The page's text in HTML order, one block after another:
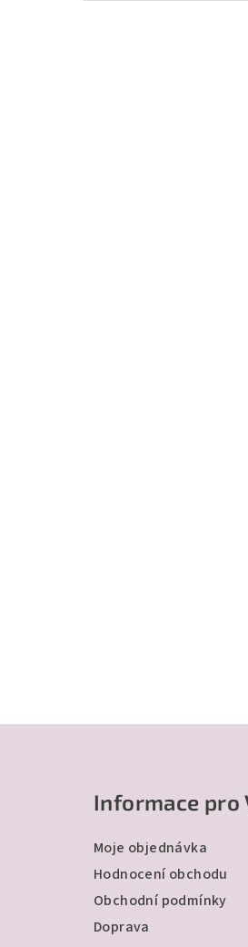
Informace pro
Moje objednávka
Hodnocení obchodu
Obchodní podmínky
Doprava